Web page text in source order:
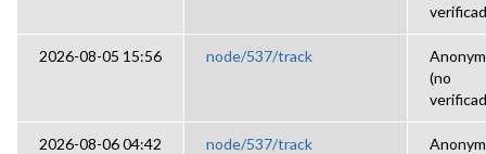
2026-08-05 15:56 node/537/track
(no
2026-08-06 04:42 node/537/track